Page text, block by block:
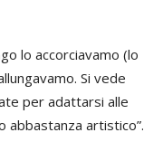
lo accorciavamo (lo
Si vede
per adattarsi alle
abbastanza artistico”.